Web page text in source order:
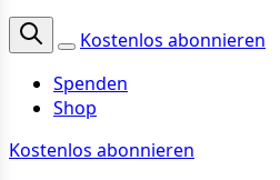
Kostenlos abonnieren
Spenden
Shop
Kostenlos abonnieren